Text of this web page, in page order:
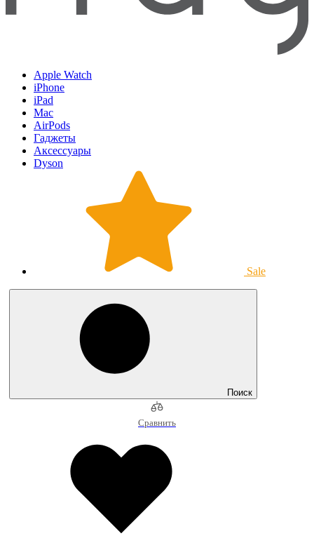
Apple Watch
iPhone
iPad
Mac
AirPods
Гаджеты
Аксессуары
Dyson
Sale
Поиск
Сравнить